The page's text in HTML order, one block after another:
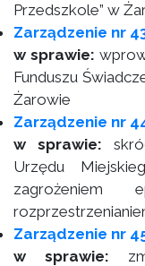
Przedszkole” w
Zarządzenie nr
w sprawie:
Funduszu
Żarowie
Zarządzenie nr
w sprawie:
Urzędu
zagrożeniem
Zarządzenie nr
w sprawie: